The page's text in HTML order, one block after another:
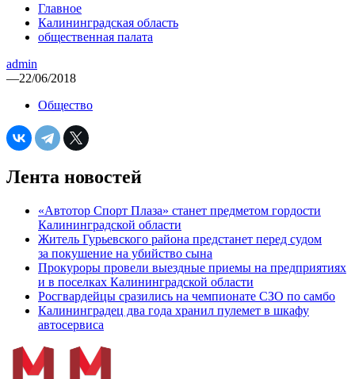
Главное
Калининградская область
общественная палата
admin
—22/06/2018
Общество
Лента новостей
«Автотор Спорт Плаза» станет предметом гордости
Калининградской области
Житель Гурьевского района предстанет перед судом
за покушение на убийство сына
Прокуроры провели выездные приемы на предприятиях
и в поселках Калининградской области
Росгвардейцы сразились на чемпионате СЗО по самбо
Калининградец два года хранил пулемет в шкафу
автосервиса